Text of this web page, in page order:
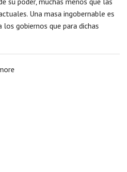
Una masa ingobernable es
gobiernos que para dichas